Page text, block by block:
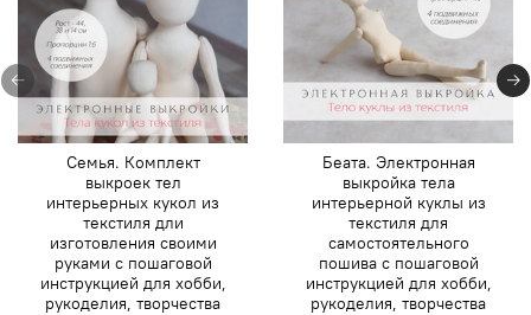
Семья. Комплект
выкроек тел
интерьерных кукол из
текстиля дли
изготовления своими
руками с пошаговой
инструкцией для хобби,
рукоделия, творчества
Беата. Электронная
выкройка тела
интерьерной куклы из
текстиля для
самостоятельного
пошива с пошаговой
инструкцией для хобби,
рукоделия, творчества